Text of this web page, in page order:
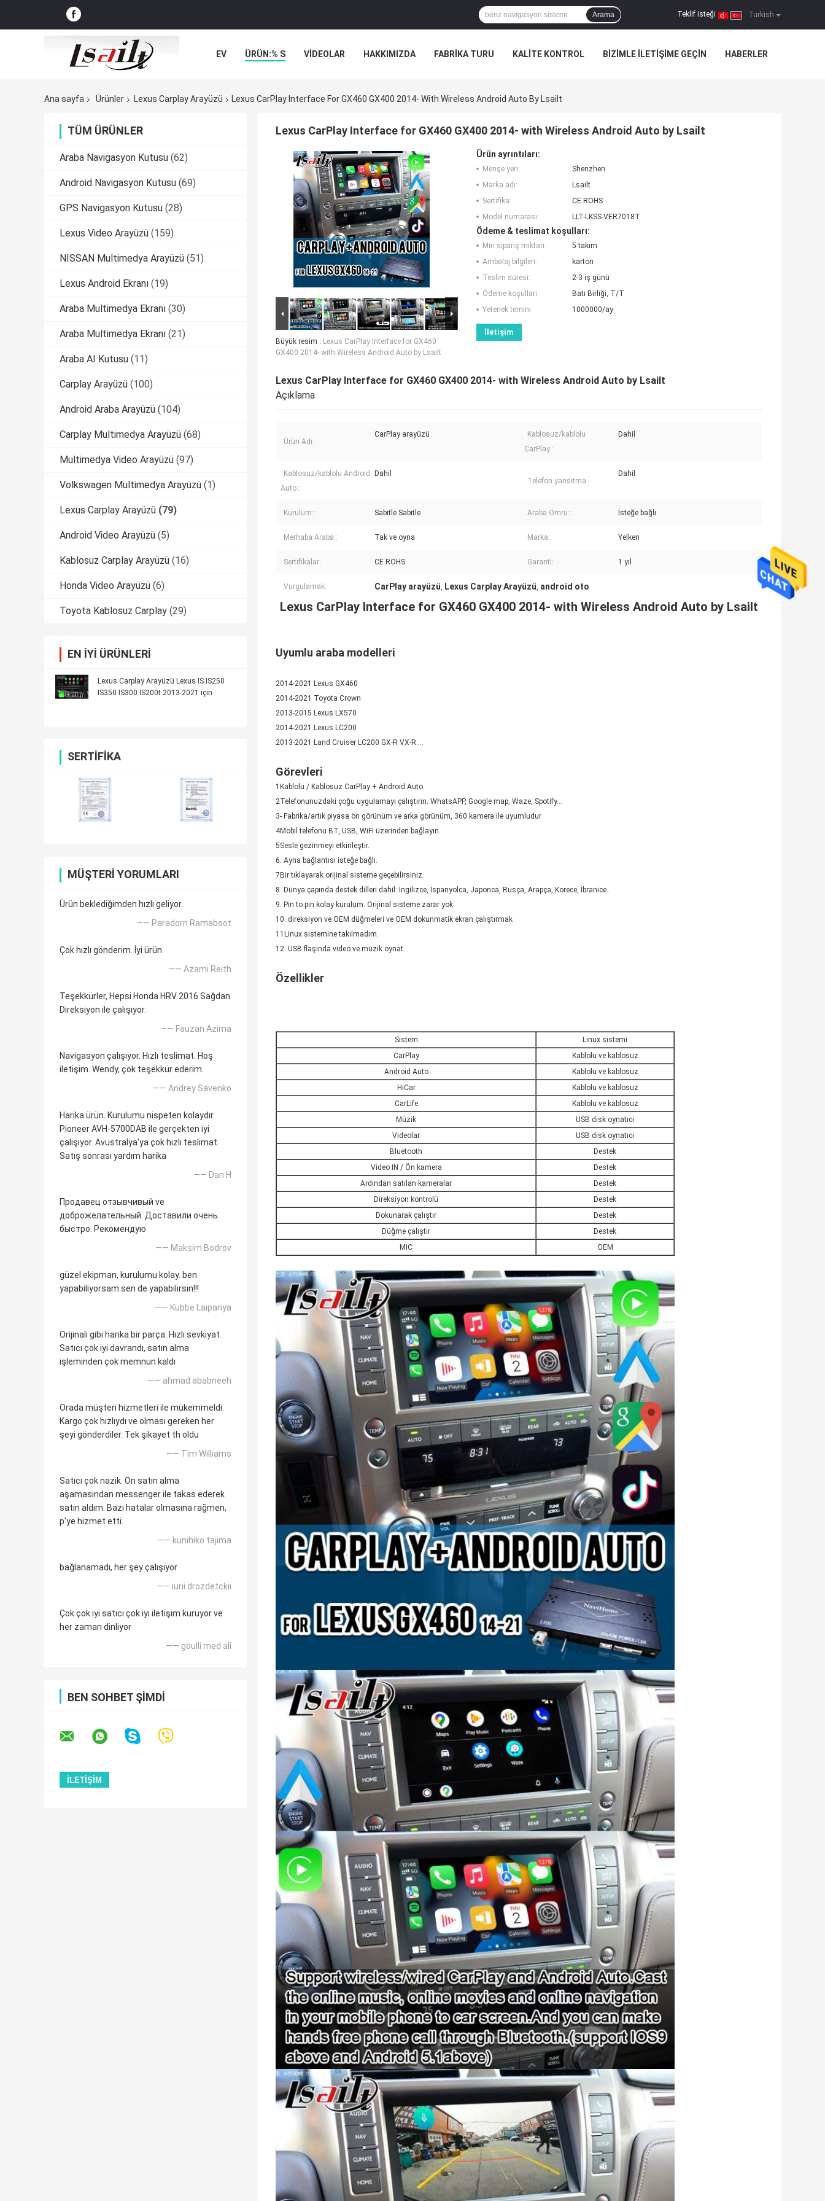
Turkish
Teklif isteği |
Arama
EV ÜRÜN:% S VİDEOLAR HAKKIMIZDA FABRIKA TURU KALITE KONTROL BIZIMLE ILETIŞIME GEÇIN HABERLER
Ana sayfa
Ürünler Lexus Carplay Arayüzü Lexus CarPlay Interface For GX460 GX400 2014- With Wireless Android Auto By Lsailt
TÜM ÜRÜNLER
Araba Navigasyon Kutusu (62)
Android Navigasyon Kutusu (69)
GPS Navigasyon Kutusu (28)
Lexus Video Arayüzü (159)
NISSAN Multimedya Arayüzü (51)
Lexus Android Ekranı (19)
Araba Multimedya Ekranı (30)
Araba Multimedya Ekranı (21)
Araba AI Kutusu (11)
Carplay Arayüzü (100)
Android Araba Arayüzü (104)
Carplay Multimedya Arayüzü (68)
Multimedya Video Arayüzü (97)
Volkswagen Multimedya Arayüzü (1)
Lexus Carplay Arayüzü (79)
Android Video Arayüzü (5)
Kablosuz Carplay Arayüzü (16)
Honda Video Arayüzü (6)
Toyota Kablosuz Carplay (29)
EN IYI ÜRÜNLERI
Lexus Carplay Arayüzü Lexus IS IS250
IS350 IS300 IS200t 2013-2021 için
SERTIFIKA
MÜŞTERI YORUMLARI
Ürün beklediğimden hızlı geliyor.
—— Paradorn Ramaboot
Çok hızlı gönderim. İyi ürün
—— Azami Reith
Teşekkürler, Hepsi Honda HRV 2016 Sağdan
Direksiyon ile çalışıyor.
—— Fauzan Azima
Navigasyon çalışıyor. Hızlı teslimat. Hoş
iletişim. Wendy, çok teşekkür ederim.
—— Andrey Savenko
Harika ürün. Kurulumu nispeten kolaydır.
Pioneer AVH-5700DAB ile gerçekten iyi
çalışıyor. Avustralya'ya çok hızlı teslimat.
Satış sonrası yardım harika
—— Dan H
Продавец отзывчивый ve
доброжелательный. Доставили очень
быстро. Рекомендую
—— Maksim Bodrov
güzel ekipman, kurulumu kolay. ben
yapabiliyorsam sen de yapabilirsin!!!
—— Kubbe Laipanya
Orijinali gibi harika bir parça. Hızlı sevkiyat.
Satıcı çok iyi davrandı, satın alma
işleminden çok memnun kaldı
—— ahmad ababneeh
Orada müşteri hizmetleri ile mükemmeldi.
Kargo çok hızlıydı ve olması gereken her
şeyi gönderdiler. Tek şikayet th oldu
—— Tim Williams
Satıcı çok nazik. Ön satın alma
aşamasından messenger ile takas ederek
satın aldım. Bazı hatalar olmasına rağmen,
p'ye hizmet etti.
—— kunihiko tajima
bağlanamadı, her şey çalışıyor
—— iurii drozdetckii
Çok çok iyi satıcı çok iyi iletişim kuruyor ve
her zaman dinliyor
—— goulli med ali
BEN SOHBET ŞIMDI
Lexus CarPlay Interface for GX460 GX400 2014- with Wireless Android Auto by Lsailt
Büyük resim : Lexus CarPlay Interface for GX460
GX400 2014- with Wireless Android Auto by Lsailt
Ürün ayrıntıları:
Menşe yeri:
Shenzhen
Marka adı:
Lsailt
Sertifika:
CE ROHS
Model numarası:
LLT-LKSS-VER7018T
Ödeme & teslimat koşulları:
Min sipariş miktarı:
5 takım
Ambalaj bilgileri:
karton
Teslim süresi:
2-3 iş günü
Ödeme koşulları:
Batı Birliği, T/T
Yetenek temini:
1000000/ay
İletişim
Lexus CarPlay Interface for GX460 GX400 2014- with Wireless Android Auto by Lsailt
Açıklama
Ürün Adı:
CarPlay arayüzü
Kablosuz/kablolu
CarPlay::
Dahil
Kablosuz/kablolu Android
Auto::
Dahil
Telefon yansıtma:
Dahil
Kurulum:: Sabitle Sabitle Araba Ömrü:: İsteğe bağlı
Merhaba Araba:: Tak ve oyna Marka:: Yelken
Sertifikalar: CE ROHS Garanti: 1 yıl
Vurgulamak: CarPlay arayüzü, Lexus Carplay Arayüzü, android oto
Lexus CarPlay Interface for GX460 GX400 2014- with Wireless Android Auto by Lsailt
Uyumlu araba modelleri
2014-2021 Lexus GX460
2014-2021 Toyota Crown
2013-2015 Lexus LX570
2014-2021 Lexus LC200
2013-2021 Land Cruiser LC200 GX-R VX-R....
Görevleri
1Kablolu / Kablosuz CarPlay + Android Auto
2Telefonunuzdaki çoğu uygulamayı çalıştırın. WhatsAPP, Google map, Waze, Spotify...
3- Fabrika/artık piyasa ön görünüm ve arka görünüm, 360 kamera ile uyumludur
4Mobil telefonu BT, USB, WiFi üzerinden bağlayın.
5Sesle gezinmeyi etkinleştir.
6. Ayna bağlantısı isteğe bağlı.
7Bir tıklayarak orijinal sisteme geçebilirsiniz.
8. Dünya çapında destek dilleri dahil: İngilizce, İspanyolca, Japonca, Rusça, Arapça, Korece, İbranice..
9. Pin to pin kolay kurulum. Orijinal sisteme zarar yok
10. direksiyon ve OEM düğmeleri ve OEM dokunmatik ekran çalıştırmak
11Linux sistemine takılmadım.
12. USB flaşında video ve müzik oynat.
Özellikler
Sistem
Linux sistemi
CarPlay
Kablolu ve kablosuz
Android Auto
Kablolu ve kablosuz
HiCar
Kablolu ve kablosuz
CarLife
Kablolu ve kablosuz
Müzik
USB disk oynatıcı
Videolar
USB disk oynatıcı
Bluetooth
Destek
Video IN / Ön kamera
Destek
Ardından satılan kameralar
Destek
Direksiyon kontrolü
Destek
Dokunarak çalıştır
Destek
Düğme çalıştır
Destek
MIC
OEM